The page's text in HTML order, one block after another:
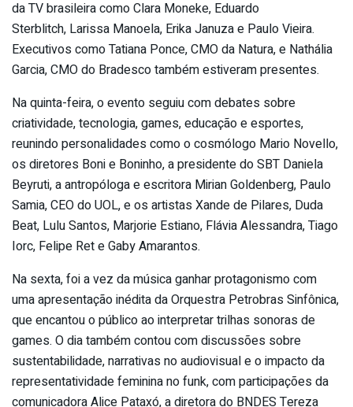
da TV brasileira como Clara Moneke, Eduardo
Sterblitch, Larissa Manoela, Erika Januza e Paulo Vieira.
Executivos como Tatiana Ponce, CMO da Natura, e Nathália
Garcia, CMO do Bradesco também estiveram presentes.
Na quinta-feira, o evento seguiu com debates sobre
criatividade, tecnologia, games, educação e esportes,
reunindo personalidades como o cosmólogo Mario Novello,
os diretores Boni e Boninho, a presidente do SBT Daniela
Beyruti, a antropóloga e escritora Mirian Goldenberg, Paulo
Samia, CEO do UOL, e os artistas Xande de Pilares, Duda
Beat, Lulu Santos, Marjorie Estiano, Flávia Alessandra, Tiago
Iorc, Felipe Ret e Gaby Amarantos.
Na sexta, foi a vez da música ganhar protagonismo com
uma apresentação inédita da Orquestra Petrobras Sinfônica,
que encantou o público ao interpretar trilhas sonoras de
games. O dia também contou com discussões sobre
sustentabilidade, narrativas no audiovisual e o impacto da
representatividade feminina no funk, com participações da
comunicadora Alice Pataxó, a diretora do BNDES Tereza